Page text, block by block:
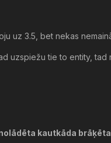
uz 3.5, bet nekas
uzspiežu tie to entity,
kautkāda